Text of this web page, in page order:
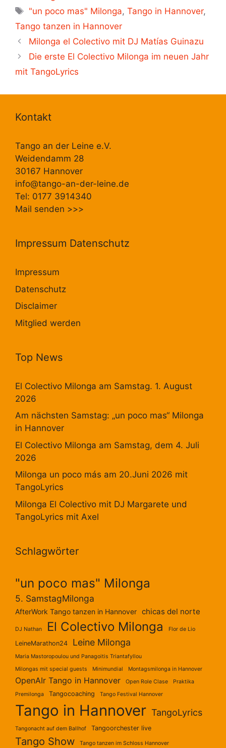
Schlagwörter
"un poco mas" Milonga,Tango in Hannover,
Tango tanzen in Hannover
Milonga el Colectivo mit DJ Matías Guinazu
Die erste El Colectivo Milonga im neuen Jahr
mit TangoLyrics
Kontakt
Tango an der Leine e.V.
Weidendamm 28
30167 Hannover
info@tango-an-der-leine.de
Tel: 0177 3914340
Mail senden >>>
Impressum Datenschutz
Impressum
Datenschutz
Disclaimer
Mitglied werden
Top News
El Colectivo Milonga am Samstag. 1. August
2026
Am nächsten Samstag: „un poco mas“ Milonga
in Hannover
El Colectivo Milonga am Samstag, dem 4. Juli
2026
Milonga un poco más am 20.Juni 2026 mit
TangoLyrics
Milonga El Colectivo mit DJ Margarete und
TangoLyrics mit Axel
Schlagwörter
"un poco mas" Milonga
5. SamstagMilonga
AfterWork Tango tanzen in Hannover chicas del norte
DJ Nathan El Colectivo Milonga Flor de Lio
LeineMarathon24 Leine Milonga
Maria Mastoropoulou und Panagoitis Triantafyllou
Milongas mit special guests
Minimundial Montagsmilonga in Hannover
OpenAIr Tango in Hannover Open Role Clase
Praktika
Premilonga
Tangocoaching Tango Festival Hannover
Tango in Hannover TangoLyrics
Tangonacht auf dem Ballhof Tangoorchester live
Tango Show Tango tanzen im Schloss Hannover